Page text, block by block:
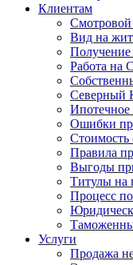
Клиентам
Смотровой
Вид на
Получение
Работа на
Северный
Ипотечное
Ошибки
Стоимость
Правила
Выгоды
Титулы на
Процесс
Услуги
Продажа